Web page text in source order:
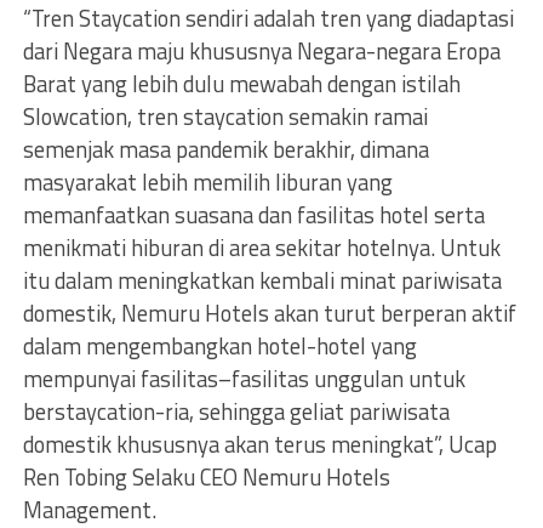
“Tren Staycation sendiri adalah tren yang diadaptasi
dari Negara maju khususnya Negara-negara Eropa
Barat yang lebih dulu mewabah dengan istilah
Slowcation, tren staycation semakin ramai
semenjak masa pandemik berakhir, dimana
masyarakat lebih memilih liburan yang
memanfaatkan suasana dan fasilitas hotel serta
menikmati hiburan di area sekitar hotelnya. Untuk
itu dalam meningkatkan kembali minat pariwisata
domestik, Nemuru Hotels akan turut berperan aktif
dalam mengembangkan hotel-hotel yang
mempunyai fasilitas–fasilitas unggulan untuk
berstaycation-ria, sehingga geliat pariwisata
domestik khususnya akan terus meningkat”, Ucap
Ren Tobing Selaku CEO Nemuru Hotels
Management.